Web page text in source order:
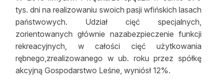
tys. dni na realizowaniu swoich pasji wfińskich lasach
państwowych. Udział cięć specjalnych,
zorientowanych głównie nazabezpieczenie funkcji
rekreacyjnych, w całości cięć użytkowania
rębnego,zrealizowanego w ub. roku przez spółkę
akcyjną Gospodarstwo Leśne, wyniósł 12%.